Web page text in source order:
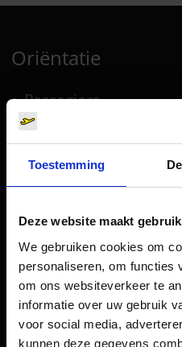
Toestemming
Deze website maakt
We gebruiken cookies om
personaliseren, om functies
om ons websiteverkeer te
informatie over uw gebruik
voor social media,
kunnen deze gegevens
Oriëntatie
Passagiers
Parkeren
Vervoer
Luchthavennieuws
Service & Contact
B2B (EN)